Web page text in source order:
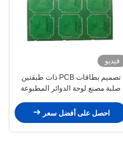
فيديو
تصميم بطاقات PCB ذات طبقتين
صلبة مصنع لوحة الدوائر المطبوعة
احصل على أفضل سعر